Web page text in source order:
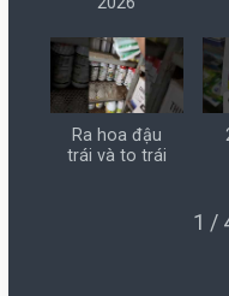
Ra hoa đậu
trái và to trái
1 /